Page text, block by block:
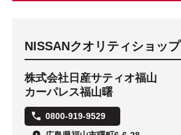
NISSANクオリティショップ
株式会社日産サティオ福山
カーパレス福山曙
0800-919-9529